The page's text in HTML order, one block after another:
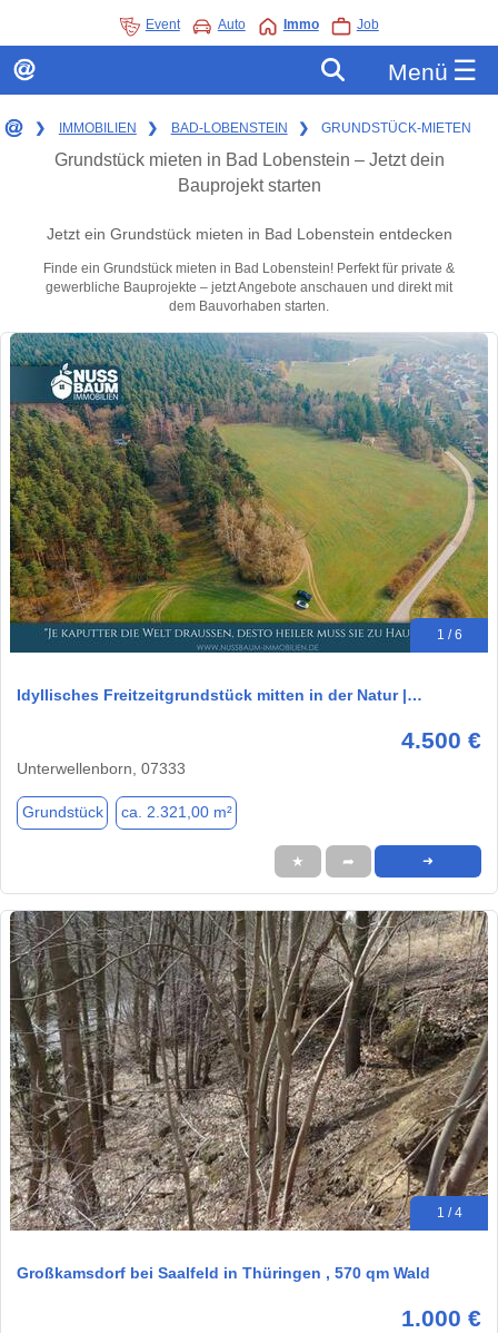
Event Auto Immo Job
Menü ☰
❯ IMMOBILIEN ❯ BAD-LOBENSTEIN ❯ GRUNDSTÜCK-MIETEN
Grundstück mieten in Bad Lobenstein – Jetzt dein
Bauprojekt starten
Jetzt ein Grundstück mieten in Bad Lobenstein entdecken
Finde ein Grundstück mieten in Bad Lobenstein! Perfekt für private &
gewerbliche Bauprojekte – jetzt Angebote anschauen und direkt mit
dem Bauvorhaben starten.
1 / 6
Idyllisches Freitzeitgrundstück mitten in der Natur |…
4.500 €
Unterwellenborn, 07333
Grundstück ca. 2.321,00 m²
★ ➦ ➜
1 / 4
Großkamsdorf bei Saalfeld in Thüringen , 570 qm Wald
1.000 €